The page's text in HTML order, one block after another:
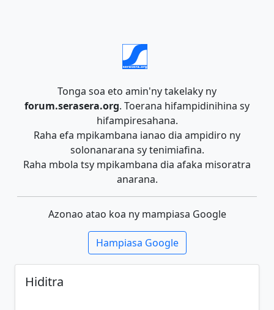
Tonga soa eto amin'ny takelaky ny
forum.serasera.org. Toerana hifampidinihina sy
hifampiresahana.
Raha efa mpikambana ianao dia ampidiro ny
solonanarana sy tenimiafina.
Raha mbola tsy mpikambana dia afaka misoratra
anarana.
Azonao atao koa ny mampiasa Google
Hampiasa Google
Hiditra